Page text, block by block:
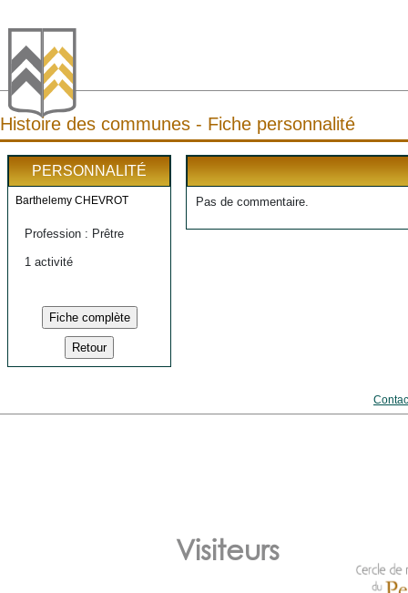
Histoire des communes - Fiche personnalité
PERSONNALITÉ
Barthelemy CHEVROT
Profession : Prêtre
1 activité
Pas de commentaire.
Visiteurs